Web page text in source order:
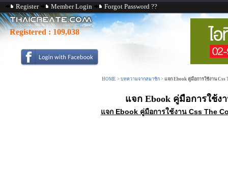
Register Member Login Forgot Password ??
Registered : 109,038
HOME > บทความจากสมาชิก > แจก Ebook คู่มือการใช้งาน Css
แจก Ebook คู่มือการใช้ง
แจก Ebook คู่มือการใช้งาน Css The